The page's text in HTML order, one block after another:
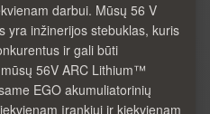
darbui. Mūsų 56 V
inžinerijos stebuklas, kuris
ir gali būti
56V ARC Lithium™
EGO akumuliatorinių
įrankiui ir kiekvienam